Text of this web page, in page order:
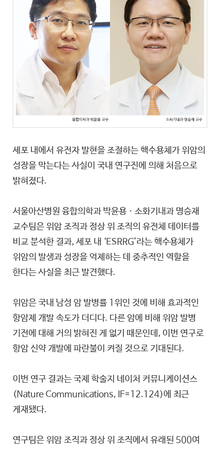
세포 내에서 유전자 발현을 조절하는 핵수용체가 위암의
성장을 막는다는 사실이 국내 연구진에 의해 처음으로
밝혀졌다.
서울아산병원 융합의학과 박윤용ㆍ소화기내과 명승재
교수팀은 위암 조직과 정상 위 조직의 유전체 데이터를
비교 분석한 결과, 세포 내 ‘ESRRG’라는 핵수용체가
위암의 발생과 성장을 억제하는 데 중추적인 역할을
한다는 사실을 최근 발견했다.
위암은 국내 남성 암 발병률 1위인 것에 비해 효과적인
항암제 개발 속도가 더디다. 다른 암에 비해 위암 발병
기전에 대해 거의 밝혀진 게 없기 때문인데, 이번 연구로
항암 신약 개발에 파란불이 켜질 것으로 기대된다.
이번 연구 결과는 국제 학술지 네이처 커뮤니케이션스
(Nature Communications, IF=12.124)에 최근
게재됐다.
연구팀은 위암 조직과 정상 위 조직에서 유래된 500여